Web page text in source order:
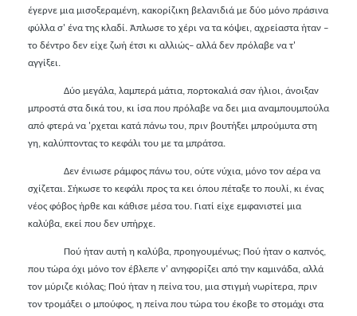
έγερνε μια μισοξεραμένη, κακορίζικη βελανιδιά με δύο μόνο πράσινα
φύλλα σ' ένα της κλαδί. Άπλωσε το χέρι να τα κόψει, αχρείαστα ήταν –
το δέντρο δεν είχε ζωή έτσι κι αλλιώς– αλλά δεν πρόλαβε να τ'
αγγίξει.
Δύο μεγάλα, λαμπερά μάτια, πορτοκαλιά σαν ήλιοι, άνοιξαν
μπροστά στα δικά του, κι ίσα που πρόλαβε να δει μια αναμπουμπούλα
από φτερά να 'ρχεται κατά πάνω του, πριν βουτήξει μπρούμυτα στη
γη, καλύπτοντας το κεφάλι του με τα μπράτσα.
Δεν ένιωσε ράμφος πάνω του, ούτε νύχια, μόνο τον αέρα να
σχίζεται. Σήκωσε το κεφάλι προς τα κει όπου πέταξε το πουλί, κι ένας
νέος φόβος ήρθε και κάθισε μέσα του. Γιατί είχε εμφανιστεί μια
καλύβα, εκεί που δεν υπήρχε.
Πού ήταν αυτή η καλύβα, προηγουμένως; Πού ήταν ο καπνός,
που τώρα όχι μόνο τον έβλεπε ν' ανηφορίζει από την καμινάδα, αλλά
τον μύριζε κιόλας; Πού ήταν η πείνα του, μια στιγμή νωρίτερα, πριν
τον τρομάξει ο μπούφος, η πείνα που τώρα του έκοβε το στομάχι στα